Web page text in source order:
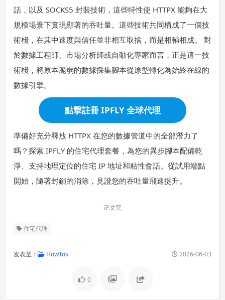
話，以及 SOCKS5 封裝技術，這些特性使 HTTPX 能夠在大
規模場景下實現顯著的吞吐量。這些技術共同構成了一個技
術棧，在其中速度與信任並非相互取捨，而是相輔相成。 對
於數據工程師、市場分析師或自動化專家而言，正是這一技
術棧，將原本脆弱的數據採集腳本從原型轉化為始終在線的
數據引擎。
點擊註冊 IPFLY 全球代理
準備好充分釋放 HTTPX 在您的數據管道中的全部潛力了
嗎？探索 IPFLY 的住宅代理套餐，為您的異步腳本配備乾
淨、支持地理定位的住宅 IP 地址和粘性會話。從試用端點
開始，隨著封鎖的消除，見證您的吞吐量飛速提升。
正文完
住宅代理
发表至： HowTos 2026-06-03
0